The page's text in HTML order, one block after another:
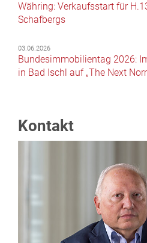
Währing: Verkaufsstart für
Schafbergs
03.06.2026
Bundesimmobilientag 2026:
in Bad Ischl auf „The Next
Kontakt